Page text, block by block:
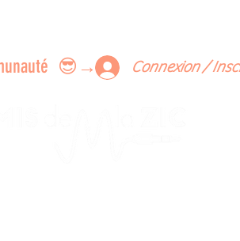
Connexion /
😎→